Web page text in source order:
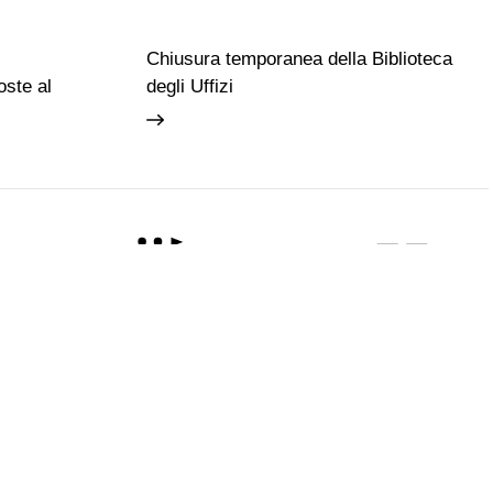
al
Chiusura temporanea della Biblioteca
degli Uffizi